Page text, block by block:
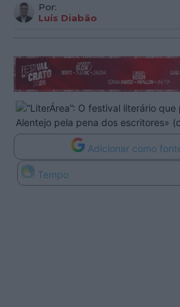
Por:
Luís Diabão
Adicionar como
Tempo